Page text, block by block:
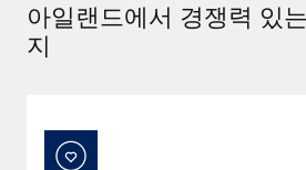
에게는 흥미롭고 전문적인 비디오 제작이
아일랜드에서 경쟁력 있
지